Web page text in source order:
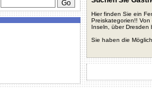
Hier finden Sie ein
Preiskategorien!!
Inseln, über Dresden
Sie haben die